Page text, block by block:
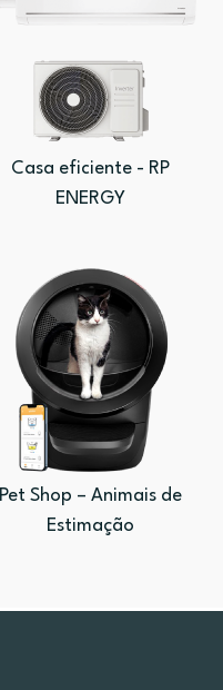
Casa eficiente - RP
ENERGY
Pet Shop – Animais de
Estimação